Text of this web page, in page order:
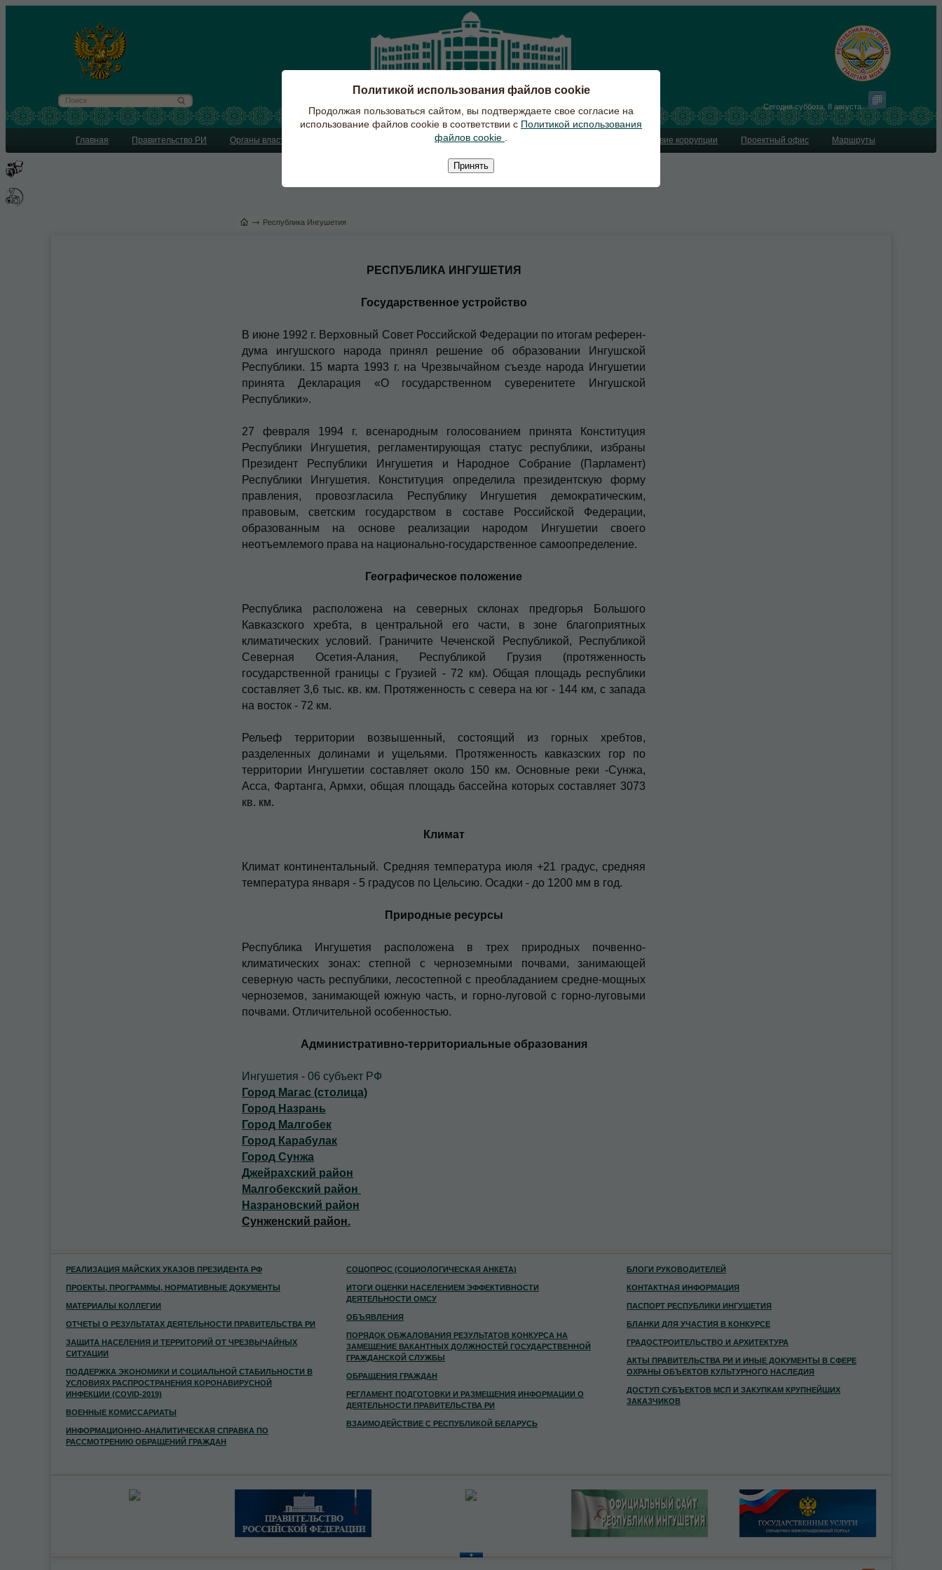
ПРАВИТЕЛЬСТВО РЕСПУБЛИКИ ИНГУШЕТИЯ
Сегоднясуббота 8 августа
Главная Правительство РИ Органы власти Документы Проекты, программы Противодействие коррупции Проектный офис Маршруты
Республика Ингушетия
РЕСПУБЛИКА ИНГУШЕТИЯ
Государственное устройство
В июне 1992 г. Верховный Совет Рос­сийской Федерации по итогам референ­
дума ингушского народа принял решение об образовании Ингушской
Республики. 15 марта 1993 г. на Чрезвычайном съезде народа Ингушетии
принята Декларация «О государственном суверенитете Ингушской
Республики».
27 февраля 1994 г. всенародным голо­сованием принята Конституция
Республики Ингушетия, регламентирующая статус рес­публики, избраны
Президент Республики Ингушетия и Народное Собрание (Парла­мент)
Республики Ингушетия. Конституция определила президентскую форму
правле­ния, провозгласила Республику Ингушетия демократическим,
правовым, светским го­сударством в составе Российской Федера­ции,
образованным на основе реализации народом Ингушетии своего
неотъемлемого права на национально-государственное са­моопределение.
Географическое положение
Республика расположена на северных склонах предгорья Большого
Кавказского хребта, в центральной его части, в зоне бла­гоприятных
климатических условий. Грани­чите Чеченской Республикой, Республикой
Северная Осетия-Алания, Республикой Гру­зия (протяженность
государственной гра­ницы с Грузией - 72 км). Общая площадь республики
составляет 3,6 тыс. кв. км. Протяженность с севера на юг - 144 км, с запада
на восток - 72 км.
Рельеф территории возвышенный, со­стоящий из горных хребтов,
разделенных долинами и ущельями. Протяженность кавказских гор по
территории Ингушетии составляет около 150 км. Основные реки -Сунжа,
Асса, Фартанга, Армхи, общая пло­щадь бассейна которых составляет 3073
кв. км.
Климат
Климат континентальный. Средняя температура июля +21 градус, средняя
температура января - 5 градусов по Цель­сию. Осадки - до 1200 мм в год.
Природные ресурсы
Республика Ингушетия расположена в трех природных почвенно-
климатических зонах: степной с черноземными почвами, занимающей
северную часть республики, лесостепной с преобладанием средне-мощных
черноземов, занимающей южную часть, и горно-луговой с горно-луговыми
почвами. Отличительной особенностью.
Административно-территориальные образования
Ингушетия - 06 субъект РФ
Город Магас (столица)
Город Назрань
Город Малгобек
Город Карабулак
Город Сунжа
Джейрахский район
Малгобекский район
Назрановский район
Сунженский район.
РЕАЛИЗАЦИЯ МАЙСКИХ УКАЗОВ ПРЕЗИДЕНТА РФ
ПРОЕКТЫ, ПРОГРАММЫ, НОРМАТИВНЫЕ ДОКУМЕНТЫ
МАТЕРИАЛЫ КОЛЛЕГИИ
ОТЧЕТЫ О РЕЗУЛЬТАТАХ ДЕЯТЕЛЬНОСТИ ПРАВИТЕЛЬСТВА РИ
ЗАЩИТА НАСЕЛЕНИЯ И ТЕРРИТОРИЙ ОТ ЧРЕЗВЫЧАЙНЫХ
СИТУАЦИИ
ПОДДЕРЖКА ЭКОНОМИКИ И СОЦИАЛЬНОЙ СТАБИЛЬНОСТИ В
УСЛОВИЯХ РАСПРОСТРАНЕНИЯ КОРОНАВИРУСНОЙ
ИНФЕКЦИИ (COVID-2019)
ВОЕННЫЕ КОМИССАРИАТЫ
ИНФОРМАЦИОННО-АНАЛИТИЧЕСКАЯ СПРАВКА ПО
РАССМОТРЕНИЮ ОБРАЩЕНИЙ ГРАЖДАН
СОЦОПРОС (СОЦИОЛОГИЧЕСКАЯ АНКЕТА)
ИТОГИ ОЦЕНКИ НАСЕЛЕНИЕМ ЭФФЕКТИВНОСТИ
ДЕЯТЕЛЬНОСТИ ОМСУ
ОБЪЯВЛЕНИЯ
ПОРЯДОК ОБЖАЛОВАНИЯ РЕЗУЛЬТАТОВ КОНКУРСА НА
ЗАМЕЩЕНИЕ ВАКАНТНЫХ ДОЛЖНОСТЕЙ ГОСУДАРСТВЕННОЙ
ГРАЖДАНСКОЙ СЛУЖБЫ
ОБРАЩЕНИЯ ГРАЖДАН
РЕГЛАМЕНТ ПОДГОТОВКИ И РАЗМЕЩЕНИЯ ИНФОРМАЦИИ О
ДЕЯТЕЛЬНОСТИ ПРАВИТЕЛЬСТВА РИ
ВЗАИМОДЕЙСТВИЕ С РЕСПУБЛИКОЙ БЕЛАРУСЬ
БЛОГИ РУКОВОДИТЕЛЕЙ
КОНТАКТНАЯ ИНФОРМАЦИЯ
ПАСПОРТ РЕСПУБЛИКИ ИНГУШЕТИЯ
БЛАНКИ ДЛЯ УЧАСТИЯ В КОНКУРСЕ
ГРАДОСТРОИТЕЛЬСТВО И АРХИТЕКТУРА
АКТЫ ПРАВИТЕЛЬСТВА РИ И ИНЫЕ ДОКУМЕНТЫ В СФЕРЕ
ОХРАНЫ ОБЪЕКТОВ КУЛЬТУРНОГО НАСЛЕДИЯ
ДОСТУП СУБЪЕКТОВ МСП И ЗАКУПКАМ КРУПНЕЙШИХ
ЗАКАЗЧИКОВ
Политикой использования файлов cookie
Продолжая пользоваться сайтом, вы подтверждаете свое согласие на
использование файлов cookie в соответствии с Политикой использования
файлов cookie
Принять